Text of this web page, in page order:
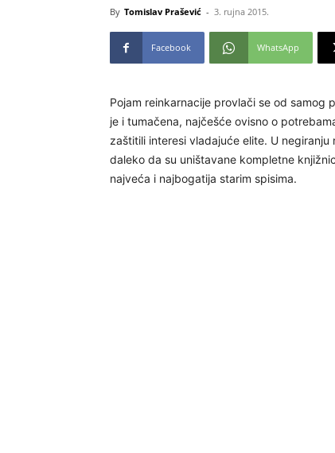
By Tomislav Prašević - 3. rujna 2015.
Facebook WhatsApp
Pojam reinkarnacije provlači se od
je i tumačena, najčešće ovisno o
zaštitili interesi vladajuće elite. U
daleko da su uništavane kompletne
najveća i najbogatija starim spisima.